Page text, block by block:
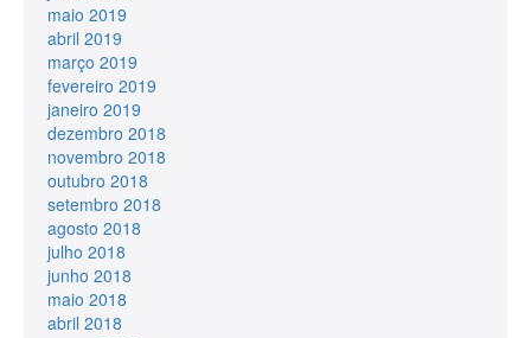
maio 2019
abril 2019
março 2019
fevereiro 2019
janeiro 2019
dezembro 2018
novembro 2018
outubro 2018
setembro 2018
agosto 2018
julho 2018
junho 2018
maio 2018
abril 2018